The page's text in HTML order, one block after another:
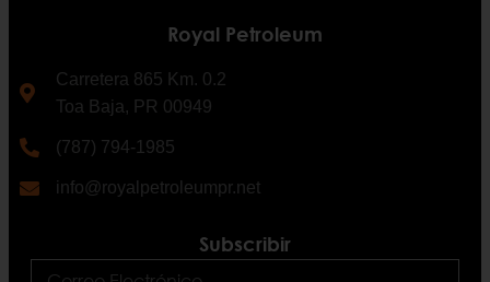
Royal Petroleum
Carretera 865 Km. 0.2
Toa Baja, PR 00949
(787) 794-1985
info@royalpetroleumpr.net
Subscribir